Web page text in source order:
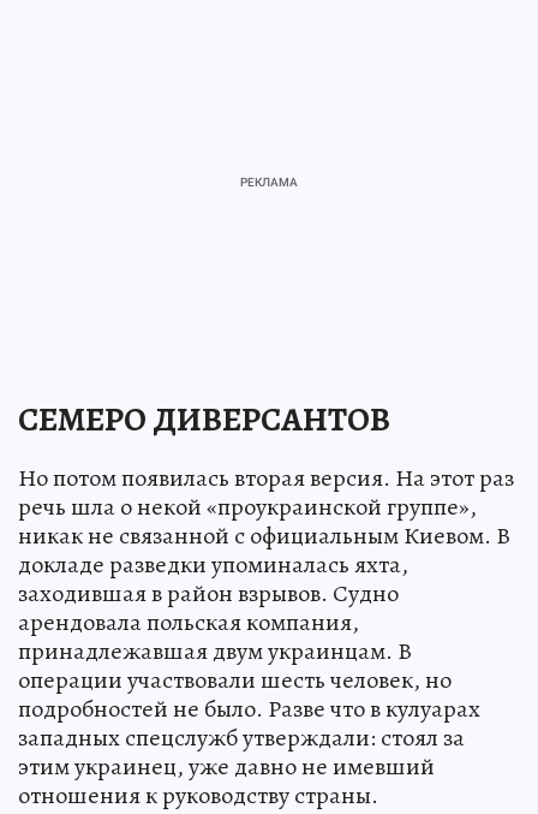
СЕМЕРО ДИВЕРСАНТОВ
Но потом появилась вторая версия. На этот раз
речь шла о некой «проукраинской группе»,
никак не связанной с официальным Киевом. В
докладе разведки упоминалась яхта,
заходившая в район взрывов. Судно
арендовала польская компания,
принадлежавшая двум украинцам. В
операции участвовали шесть человек, но
подробностей не было. Разве что в кулуарах
западных спецслужб утверждали: стоял за
этим украинец, уже давно не имевший
отношения к руководству страны.